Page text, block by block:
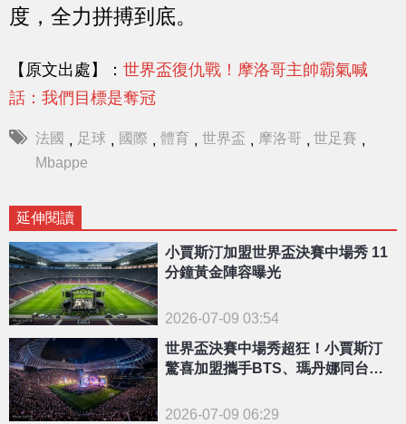
度，全力拼搏到底。
【原文出處】： 世界盃復仇戰！摩洛哥主帥霸氣喊
話：我們目標是奪冠
法國 , 足球 , 國際 , 體育 , 世界盃 , 摩洛哥 , 世足賽 ,
Mbappe
延伸閱讀
小賈斯汀加盟世界盃決賽中場秀 11
分鐘黃金陣容曝光
2026-07-09 03:54
世界盃決賽中場秀超狂！小賈斯汀
驚喜加盟攜手BTS、瑪丹娜同台飆
2026-07-09 06:29